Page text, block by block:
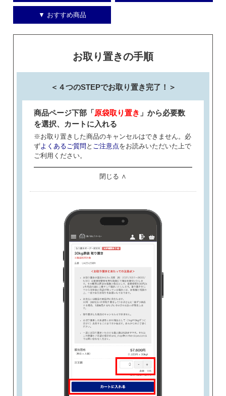
▼ おすすめ商品
お取り置きの手順
＜４つのSTEPでお取り置き完了！＞
商品ページ下部「原袋取り置き 」から必要数
を選択、カートに入れる
※お取り置きした商品のキャンセルはできません。必
ずよくあるご質問 と ご注意点をお読みいただいた上で
ご利用ください。
閉じる ∧